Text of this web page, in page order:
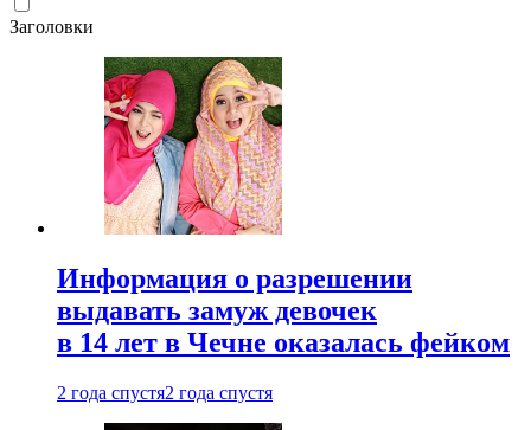
Заголовки
Информация о разрешении
выдавать замуж девочек
в 14 лет в Чечне оказалась фейком
2 года спустя2 года спустя